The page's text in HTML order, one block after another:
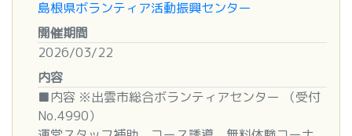
・ボランティア参加毎（3時間）に1ポイントを付
与。ポイント数により、年間パスポート引換券、喫
茶きはる半額券、図録（一部対象外の場合あり）、
基本展示観覧券などと交換可能。
・企画展の内覧会等への無料参加。また、活動時の
展示観覧無料。
全国豊かな海づくり大会をサポートする市民1000
人の会
担当：牛尾
島根県ボランティア活動振興センター
開催期間
2026/03/22
内容
■内容 ※出雲市総合ボランティアセンター （受付
No.4990）